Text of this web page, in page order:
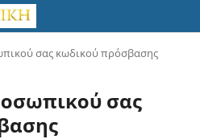
σας κωδικού πρόσβασης
σας